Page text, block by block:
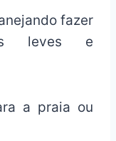
fazer
leves e
a praia ou